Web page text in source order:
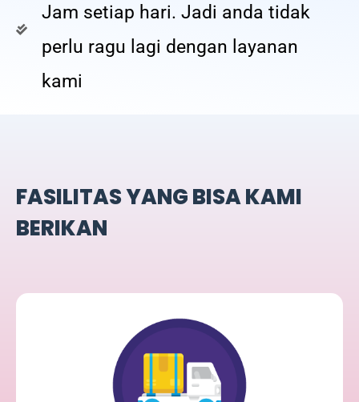
Jam setiap hari. Jadi anda tidak
perlu ragu lagi dengan layanan
kami
FASILITAS YANG BISA KAMI
BERIKAN